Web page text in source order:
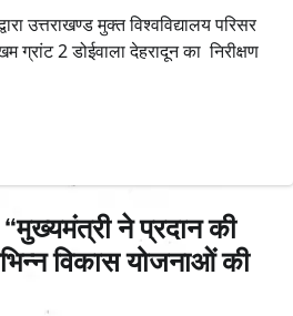
उत्तराखण्ड मुक्त विश्वविद्यालय परिसर
ग्रांट 2 डोईवाला देहरादून का निरीक्षण
मुख्यमंत्री ने प्रदान की
विकास योजनाओं की